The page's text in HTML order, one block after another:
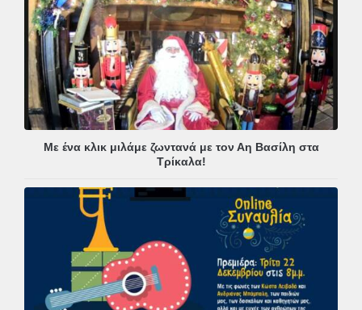
Με ένα κλικ μιλάμε ζωντανά με τον Αη Βασίλη στα
Τρίκαλα!